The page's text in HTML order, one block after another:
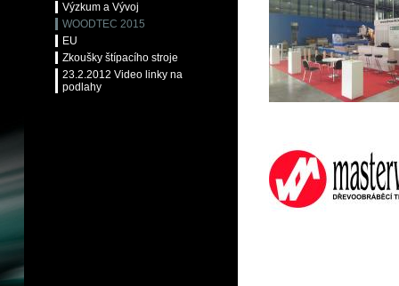
Výzkum a Vývoj
WOODTEC 2015
EU
Zkoušky štípacího stroje
23.2.2012 Video linky na
podlahy